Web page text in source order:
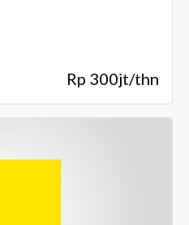
Rp 300jt/thn